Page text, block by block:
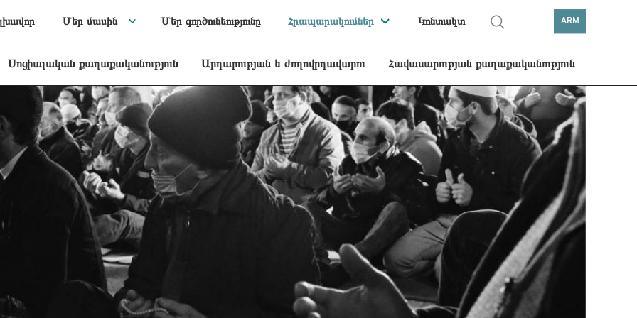
Մեր մասին Մեր գործունեությունը Հրապարակումներ Կոնտակտ ARM
Սոցիալական քաղաքականություն Արդարության և ժողովրդավարու Հավասարության քաղաքականություն